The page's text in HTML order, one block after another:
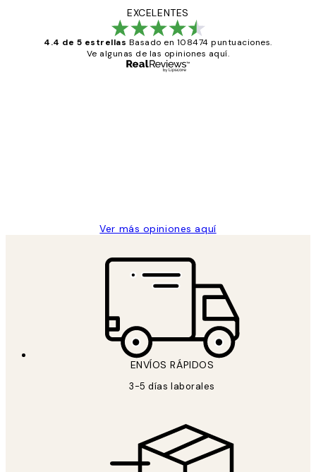
EXCELENTES
4.4 de 5 estrellas Basado en 108474 puntuaciones.
Ve algunas de las opiniones aquí.
Ver más opiniones aquí
ENVÍOS RÁPIDOS
3-5 días laborales